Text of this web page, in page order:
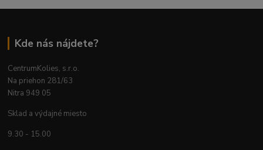
Kde nás nájdete?
CentrumKolies, s.r.o.
Na priehon 281/63
Nitra 949 05
Sklad a výdajné miesto
9.30 - 15.00